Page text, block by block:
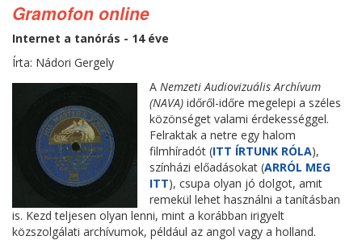
Gramofon online
Internet a tanórás - 14 éve
Írta: Nádori Gergely
A Nemzeti Audiovizuális Archívum
(NAVA) időről-időre megelepi a széles
közönséget valami érdekességgel.
Felraktak a netre egy halom
filmhíradót (ITT ÍRTUNK RÓLA),
színházi előadásokat (ARRÓL MEG
ITT), csupa olyan jó dolgot, amit
remekül lehet használni a tanításban
is. Kezd teljesen olyan lenni, mint a korábban irigyelt
közszolgálati archívumok, például az angol vagy a holland.